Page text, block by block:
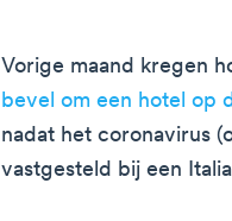
Vorige maand kregen
bevel om een hotel op
nadat het coronavirus
vastgesteld bij een